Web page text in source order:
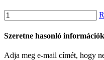
Szeretne hasonló
Adja meg e-mail címét, hogy